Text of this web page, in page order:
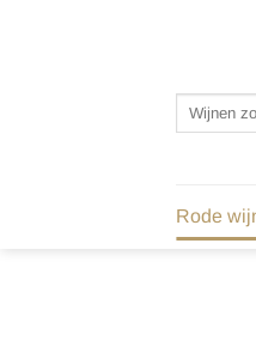
Zoeken
naar:
Rode